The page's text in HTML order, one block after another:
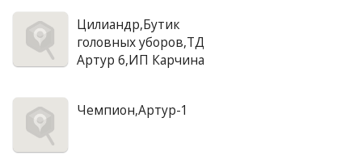
Цилиандр,Бутик
головных уборов,ТД
Артур 6,ИП Карчина
Чемпион,Артур-1